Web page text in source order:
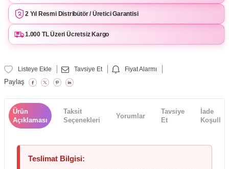
2 Yıl Resmi Distribütör / Üretici Garantisi
1.000 TL Üzeri Ücretsiz Kargo
Listeye Ekle Tavsiye Et Fiyat Alarmı
Paylaş
Ürün
Açıklaması
Taksit
Seçenekleri
Yorumlar
Tavsiye
Et
İade
Koşulları
Teslimat Bilgisi: